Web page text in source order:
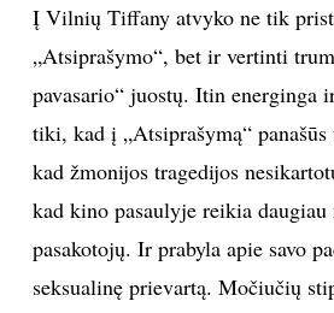
PRENUMERUOK
NAUJIENLAIŠKĮ
Prenumeruodami portalą,
taisyklėmis
Į Vilnių Tiffany atvyko ne tik
„Atsiprašymo“, bet ir vertinti
pavasario“ juostų. Itin energinga
tiki, kad į „Atsiprašymą“
kad žmonijos tragedijos
kad kino pasaulyje reikia daugiau
pasakotojų. Ir prabyla apie savo
seksualinę prievartą. Močiučių